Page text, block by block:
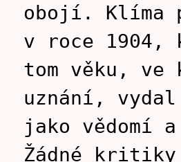
obojí. Klíma
v roce 1904,
tom věku, ve
uznání,
jako vědomí
Žádné